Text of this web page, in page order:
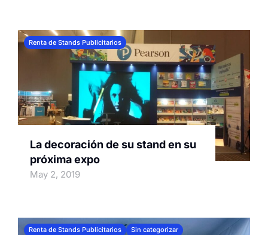
Renta de Stands Publicitarios
La decoración de su stand en su
próxima expo
May 2, 2019
Renta de Stands Publicitarios Sin categorizar